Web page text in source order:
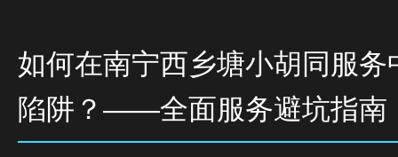
如何在南宁西乡塘小胡同服务
陷阱？——全面服务避坑指南